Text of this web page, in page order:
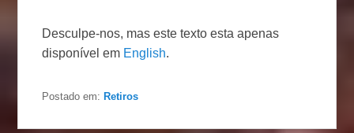
Desculpe-nos, mas este texto esta apenas
disponível em English.
Postado em: Retiros